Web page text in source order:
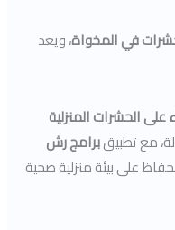
في المخواة، ويعد
الحشرات المنزلية
مع تطبيقبرامج رش
على بيئة منزلية صحية